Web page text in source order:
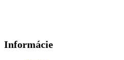
Informácie